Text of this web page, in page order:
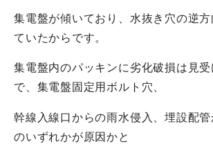
集電盤が傾いており、水抜き穴の逆
ていたからです。
集電盤内のパッキンに劣化破損は見
で、集電盤固定用ボルト穴、
幹線入線口からの雨水侵入、埋設配
のいずれかが原因かと